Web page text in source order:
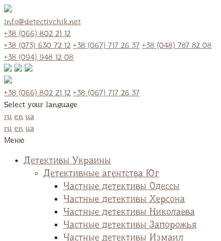
info@detectivchik.net
+38 (066) 802 21 12
+38 (073) 630 72 12 +38 (067) 717 26 37 +38 (048) 787 82 08
+38 (094) 948 12 08
+38 (066) 802 21 12 +38 (067) 717 26 37
Select your language
ru en ua
ru en ua
Меню
Детективы Украины
Детективные агентства Юг
Частные детективы Одессы
Частные детективы Херсона
Частные детективы Николаева
Частные детективы Запорожья
Частные детективы Измаил